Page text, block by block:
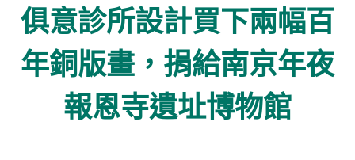
俱意診所設計買下兩幅百
年銅版畫，捐給南京年夜
報恩寺遺址博物館